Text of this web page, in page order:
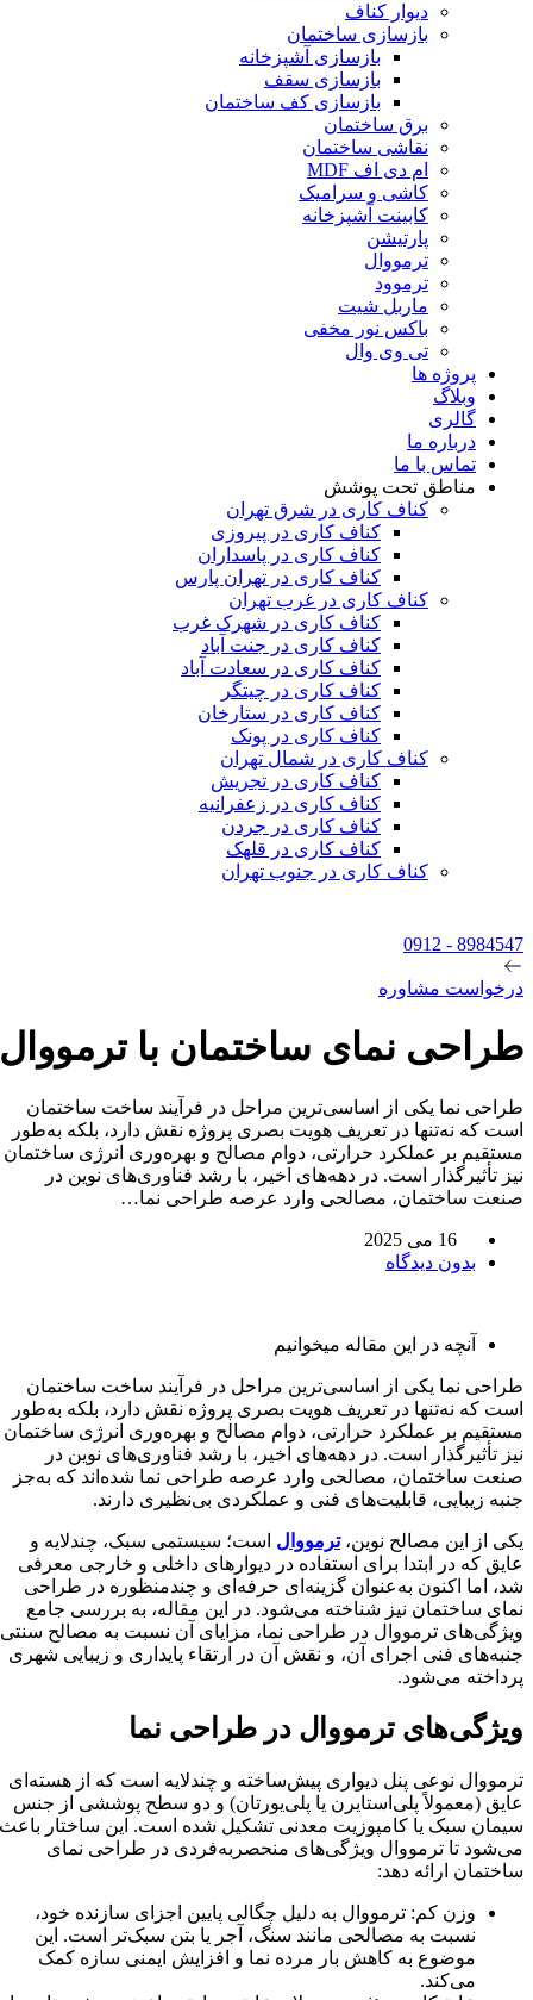
دیوار کناف
بازسازی ساختمان
بازسازی آشپزخانه
بازسازی سقف
بازسازی کف ساختمان
برق ساختمان
نقاشی ساختمان
ام دی اف MDF
کاشی و سرامیک
کابینت آشپزخانه
پارتیشن
ترمووال
ترموود
ماربل شیت
باکس نور مخفی
تی وی وال
پروژه ها
وبلاگ
گالری
درباره ما
تماس با ما
مناطق تحت پوشش
کناف کاری در شرق تهران
کناف کاری در پیروزی
کناف کاری در پاسداران
کناف کاری در تهران پارس
کناف کاری در غرب تهران
کناف کاری در شهرک غرب
کناف کاری در جنت آباد
کناف کاری در سعادت آباد
کناف کاری در چیتگر
کناف کاری در ستارخان
کناف کاری در پونک
کناف کاری در شمال تهران
کناف کاری در تجریش
کناف کاری در زعفرانیه
کناف کاری در جردن
کناف کاری در قلهک
کناف کاری در جنوب تهران
8984547 - 0912
درخواست مشاوره
طراحی نمای ساختمان با ترمووال
طراحی نما یکی از اساسی‌ترین مراحل در فرآیند ساخت ساختمان
است که نه‌تنها در تعریف هویت بصری پروژه نقش دارد، بلکه به‌طور
مستقیم بر عملکرد حرارتی، دوام مصالح و بهره‌وری انرژی ساختمان
نیز تأثیرگذار است. در دهه‌های اخیر، با رشد فناوری‌های نوین در
صنعت ساختمان، مصالحی وارد عرصه طراحی نما…
16 می 2025
بدون دیدگاه
آنچه در این مقاله میخوانیم
طراحی نما یکی از اساسی‌ترین مراحل در فرآیند ساخت ساختمان
است که نه‌تنها در تعریف هویت بصری پروژه نقش دارد، بلکه به‌طور
مستقیم بر عملکرد حرارتی، دوام مصالح و بهره‌وری انرژی ساختمان
نیز تأثیرگذار است. در دهه‌های اخیر، با رشد فناوری‌های نوین در
صنعت ساختمان، مصالحی وارد عرصه طراحی نما شده‌اند که به‌جز
جنبه زیبایی، قابلیت‌های فنی و عملکردی بی‌نظیری دارند.
یکی از این مصالح نوین،ترمووال است؛ سیستمی سبک، چندلایه و
عایق که در ابتدا برای استفاده در دیوارهای داخلی و خارجی معرفی
شد، اما اکنون به‌عنوان گزینه‌ای حرفه‌ای و چندمنظوره در طراحی
نمای ساختمان نیز شناخته می‌شود. در این مقاله، به بررسی جامع
ویژگی‌های ترمووال در طراحی نما، مزایای آن نسبت به مصالح سنتی،
جنبه‌های فنی اجرای آن، و نقش آن در ارتقاء پایداری و زیبایی شهری
پرداخته می‌شود.
ویژگی‌های ترمووال در طراحی نما
ترمووال نوعی پنل دیواری پیش‌ساخته و چندلایه است که از هسته‌ای
عایق (معمولاً پلی‌استایرن یا پلی‌یورتان) و دو سطح پوششی از جنس
سیمان سبک یا کامپوزیت معدنی تشکیل شده است. این ساختار باعث
می‌شود تا ترمووال ویژگی‌های منحصر‌به‌فردی در طراحی نمای
ساختمان ارائه دهد:
وزن کم: ترمووال به دلیل چگالی پایین اجزای سازنده خود،
نسبت به مصالحی مانند سنگ، آجر یا بتن سبک‌تر است. این
موضوع به کاهش بار مرده نما و افزایش ایمنی سازه کمک
می‌کند.